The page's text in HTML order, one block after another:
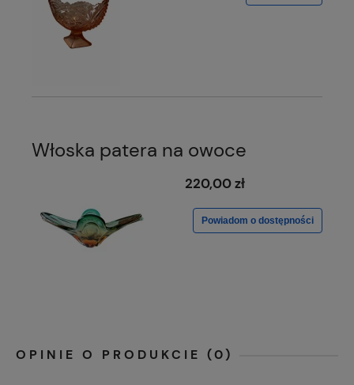
Włoska patera na owoce
220,00 zł
Powiadom o dostępności
OPINIE O PRODUKCIE (0)